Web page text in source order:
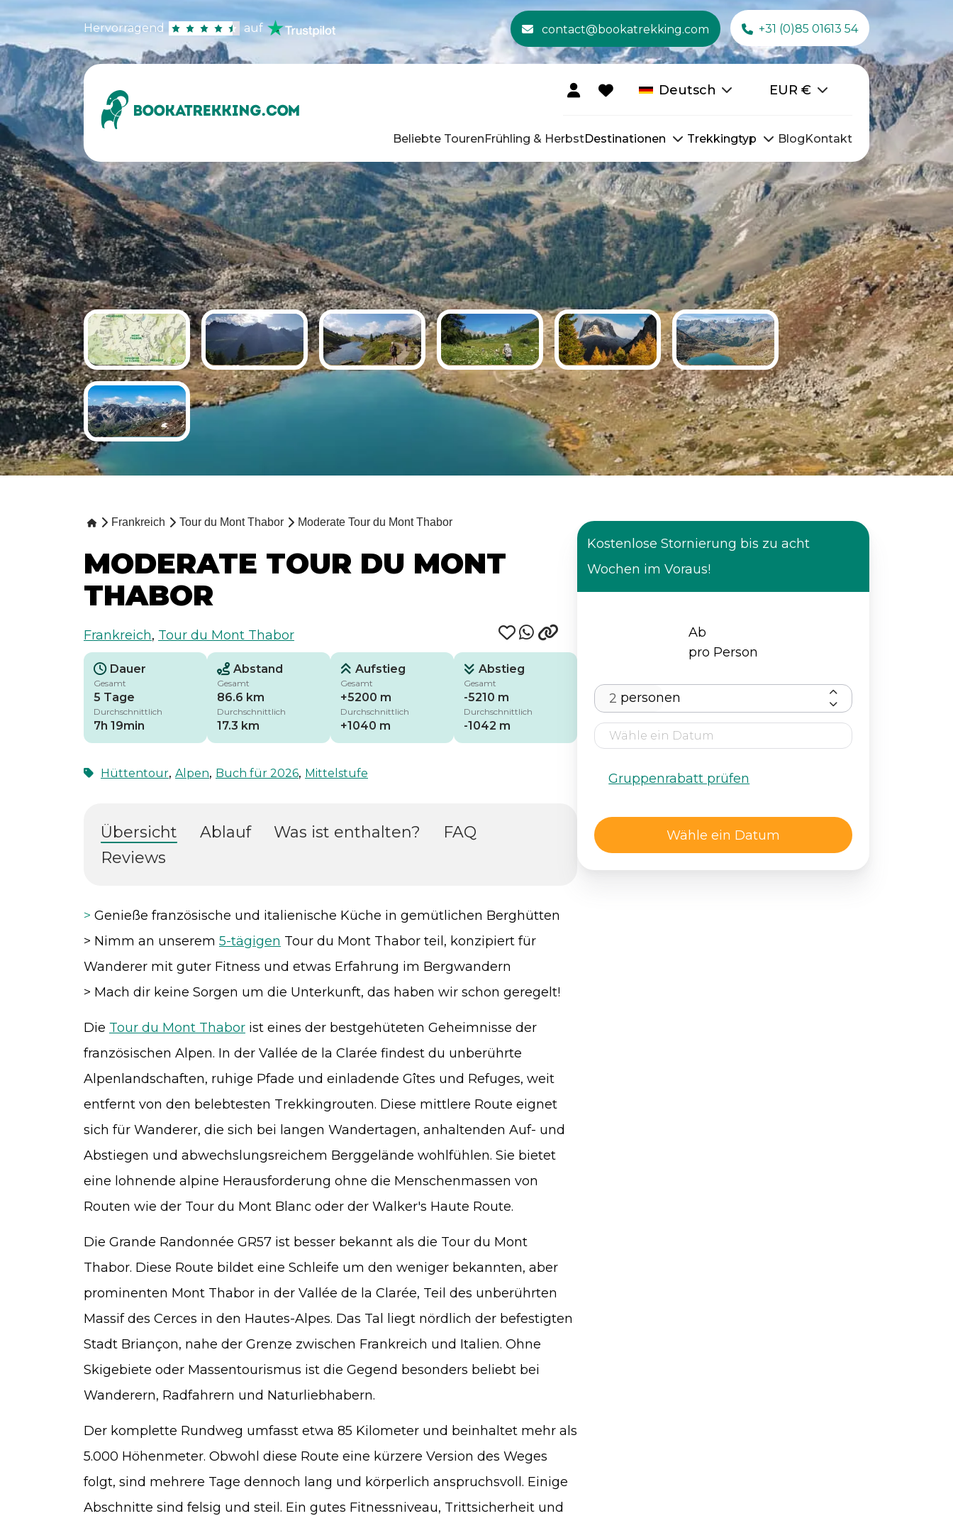
Hervorragend auf contact@bookatrekking.com +31 (0)85 01613 54
Deutsch EUR €
Beliebte TourenFrühling & HerbstDestinationen Trekkingtyp BlogKontakt
Frankreich Tour du Mont Thabor Moderate Tour du Mont Thabor
MODERATE TOUR DU MONT
THABOR
Frankreich, Tour du Mont Thabor
Dauer
Gesamt
5 Tage
Durchschnittlich
7h 19min
Abstand
Gesamt
86.6 km
Durchschnittlich
17.3 km
Aufstieg
Gesamt
+5200 m
Durchschnittlich
+1040 m
Abstieg
Gesamt
-5210 m
Durchschnittlich
-1042 m
Hüttentour, Alpen, Buch für 2026, Mittelstufe
Übersicht Ablauf Was ist enthalten?
FAQ
Reviews
> Genieße französische und italienische Küche in gemütlichen Berghütten
> Nimm an unserem 5-tägigen Tour du Mont Thabor teil, konzipiert für
Wanderer mit guter Fitness und etwas Erfahrung im Bergwandern
> Mach dir keine Sorgen um die Unterkunft, das haben wir schon geregelt!
Die Tour du Mont Thabor ist eines der bestgehüteten Geheimnisse der
französischen Alpen. In der Vallée de la Clarée findest du unberührte
Alpenlandschaften, ruhige Pfade und einladende Gîtes und Refuges, weit
entfernt von den belebtesten Trekkingrouten. Diese mittlere Route eignet
sich für Wanderer, die sich bei langen Wandertagen, anhaltenden Auf- und
Abstiegen und abwechslungsreichem Berggelände wohlfühlen. Sie bietet
eine lohnende alpine Herausforderung ohne die Menschenmassen von
Routen wie der Tour du Mont Blanc oder der Walker's Haute Route.
Die Grande Randonnée GR57 ist besser bekannt als die Tour du Mont
Thabor. Diese Route bildet eine Schleife um den weniger bekannten, aber
prominenten Mont Thabor in der Vallée de la Clarée, Teil des unberührten
Massif des Cerces in den Hautes-Alpes. Das Tal liegt nördlich der befestigten
Stadt Briançon, nahe der Grenze zwischen Frankreich und Italien. Ohne
Skigebiete oder Massentourismus ist die Gegend besonders beliebt bei
Wanderern, Radfahrern und Naturliebhabern.
Der komplette Rundweg umfasst etwa 85 Kilometer und beinhaltet mehr als
5.000 Höhenmeter. Obwohl diese Route eine kürzere Version des Weges
folgt, sind mehrere Tage dennoch lang und körperlich anspruchsvoll. Einige
Abschnitte sind felsig und steil. Ein gutes Fitnessniveau, Trittsicherheit und
Kostenlose Stornierung bis zu acht
Wochen im Voraus!
Ab
pro Person
personen
Gruppenrabatt prüfen
Wähle ein Datum